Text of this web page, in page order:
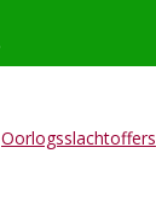
Oorlogsslachtoffers